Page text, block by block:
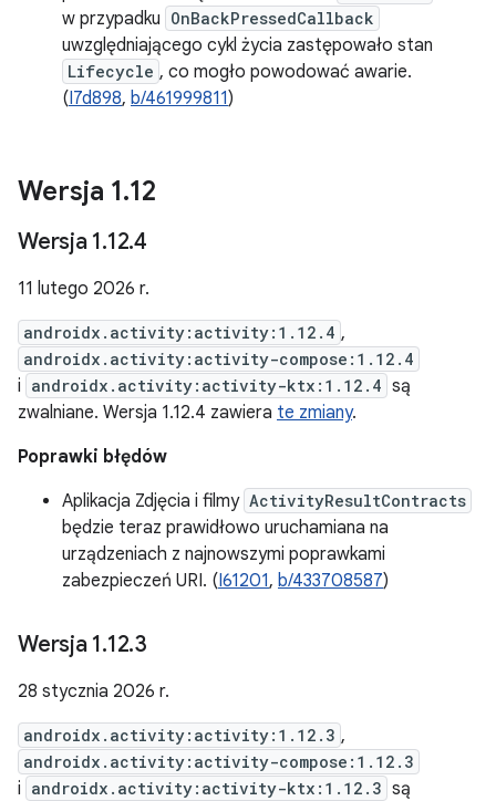
w przypadku OnBackPressedCallback
uwzględniającego cykl życia zastępowało stan
Lifecycle , co mogło powodować awarie.
(I7d898, b/461999811)
Wersja 1.12
Wersja 1.12.4
11 lutego 2026 r.
androidx.activity:activity:1.12.4 ,
androidx.activity:activity-compose:1.12.4
i androidx.activity:activity-ktx:1.12.4 są
zwalniane. Wersja 1.12.4 zawiera te zmiany.
Poprawki błędów
Aplikacja Zdjęcia i filmy ActivityResultContracts
będzie teraz prawidłowo uruchamiana na
urządzeniach z najnowszymi poprawkami
zabezpieczeń URI. (I61201, b/433708587)
Wersja 1.12.3
28 stycznia 2026 r.
androidx.activity:activity:1.12.3 ,
androidx.activity:activity-compose:1.12.3
i androidx.activity:activity-ktx:1.12.3 są